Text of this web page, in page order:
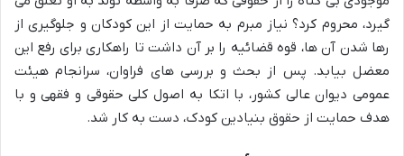
گیرد، محروم کرد؟ نیاز مبرم به حمایت از این کودکان و جلوگیری از
رها شدن آن ها، قوه قضائیه را بر آن داشت تا راهکاری برای رفع این
معضل بیابد. پس از بحث و بررسی های فراوان، سرانجام هیئت
عمومی دیوان عالی کشور، با اتکا به اصول کلی حقوقی و فقهی و با
هدف حمایت از حقوق بنیادین کودک، دست به کار شد.